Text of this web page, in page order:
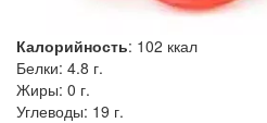
Калорийность: 102 ккал
Белки: 4.8 г.
Жиры: 0 г.
Углеводы: 19 г.